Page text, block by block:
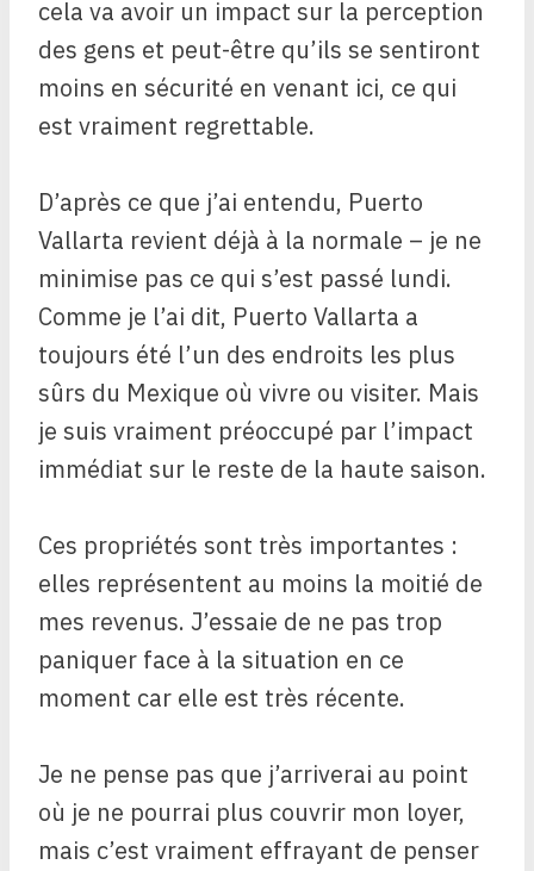
cela va avoir un impact sur la perception
des gens et peut-être qu’ils se sentiront
moins en sécurité en venant ici, ce qui
est vraiment regrettable.
D’après ce que j’ai entendu, Puerto
Vallarta revient déjà à la normale – je ne
minimise pas ce qui s’est passé lundi.
Comme je l’ai dit, Puerto Vallarta a
toujours été l’un des endroits les plus
sûrs du Mexique où vivre ou visiter. Mais
je suis vraiment préoccupé par l’impact
immédiat sur le reste de la haute saison.
Ces propriétés sont très importantes :
elles représentent au moins la moitié de
mes revenus. J’essaie de ne pas trop
paniquer face à la situation en ce
moment car elle est très récente.
Je ne pense pas que j’arriverai au point
où je ne pourrai plus couvrir mon loyer,
mais c’est vraiment effrayant de penser